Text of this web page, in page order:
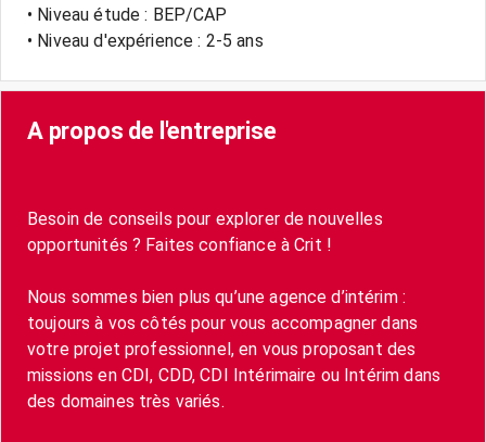
• Niveau étude : BEP/CAP
• Niveau d'expérience : 2-5 ans
A propos de l'entreprise
Besoin de conseils pour explorer de nouvelles
opportunités ? Faites confiance à Crit !
Nous sommes bien plus qu’une agence d’intérim :
toujours à vos côtés pour vous accompagner dans
votre projet professionnel, en vous proposant des
missions en CDI, CDD, CDI Intérimaire ou Intérim dans
des domaines très variés.